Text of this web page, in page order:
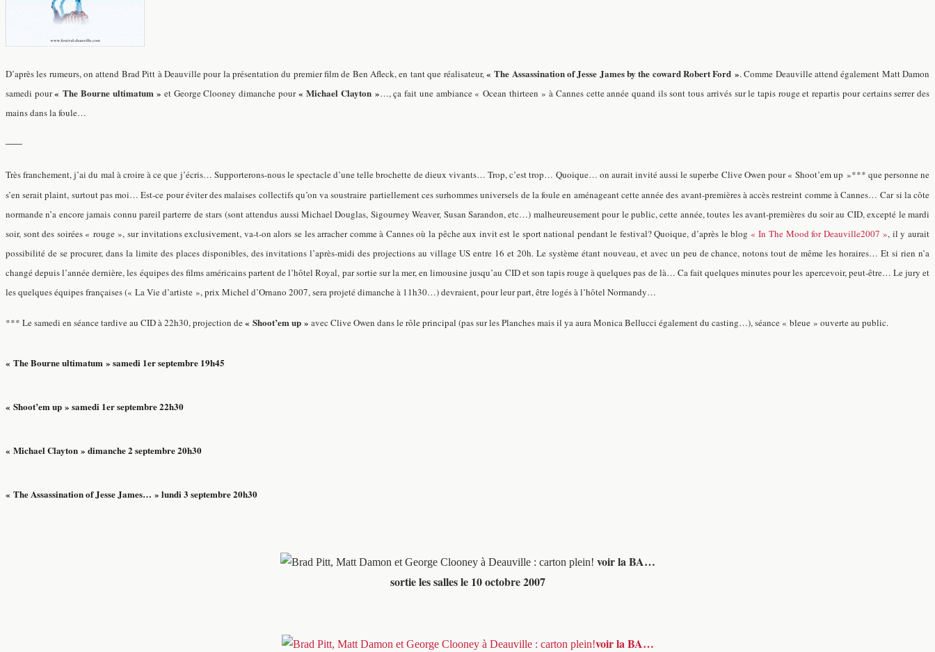
D’après les rumeurs, on attend Brad Pitt à Deauville pour la présentation du premier film de Ben Afleck, en tant que réalisateur,« The Assassination of Jesse James by the coward Robert Ford ». Comme Deauville attend également Matt Damon
samedi pour« The Bourne ultimatum »et George Clooney dimanche pour« Michael Clayton »…, ça fait une ambiance « Ocean thirteen » à Cannes cette année quand ils sont tous arrivés sur le tapis rouge et repartis pour certains serrer des
mains dans la foule…
—–
Très franchement, j’ai du mal à croire à ce que j’écris… Supporterons-nous le spectacle d’une telle brochette de dieux vivants… Trop, c’est trop… Quoique… on aurait invité aussi le superbe Clive Owen pour « Shoot’em up »*** que personne ne
s’en serait plaint, surtout pas moi… Est-ce pour éviter des malaises collectifs qu’on va soustraire partiellement ces surhommes universels de la foule en aménageant cette année des avant-premières à accès restreint comme à Cannes… Car si la côte
normande n’a encore jamais connu pareil parterre de stars (sont attendus aussi Michael Douglas, Sigourney Weaver, Susan Sarandon, etc…) malheureusement pour le public, cette année, toutes les avant-premières du soir au CID, excepté le mardi
soir, sont des soirées « rouge », sur invitations exclusivement, va-t-on alors se les arracher comme à Cannes où la pêche aux invit est le sport national pendant le festival? Quoique, d’après le blog « In The Mood for Deauville2007 », il y aurait
possibilité de se procurer, dans la limite des places disponibles, des invitations l’après-midi des projections au village US entre 16 et 20h. Le système étant nouveau, et avec un peu de chance, notons tout de même les horaires… Et si rien n’a
changé depuis l’année dernière, les équipes des films américains partent de l’hôtel Royal, par sortie sur la mer, en limousine jusqu’au CID et son tapis rouge à quelques pas de là… Ca fait quelques minutes pour les apercevoir, peut-être… Le jury et
les quelques équipes françaises (« La Vie d’artiste », prix Michel d’Ornano 2007, sera projeté dimanche à 11h30…) devraient, pour leur part, être logés à l’hôtel Normandy…
*** Le samedi en séance tardive au CID à 22h30, projection de« Shoot’em up » avec Clive Owen dans le rôle principal (pas sur les Planches mais il ya aura Monica Bellucci également du casting…), séance « bleue » ouverte au public.
« The Bourne ultimatum » samedi 1er septembre 19h45
« Shoot’em up » samedi 1er septembre 22h30
« Michael Clayton » dimanche 2 septembre 20h30
« The Assassination of Jesse James… » lundi 3 septembre 20h30
voir la BA…
sortie les salles le 10 octobre 2007
voir la BA…